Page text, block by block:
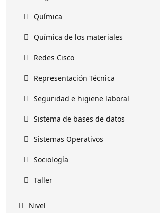
Química
Química de los materiales
Redes Cisco
Representación Técnica
Seguridad e higiene laboral
Sistema de bases de datos
Sistemas Operativos
Sociología
Taller
Nivel